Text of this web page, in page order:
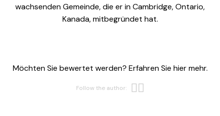
wachsenden Gemeinde, die er in Cambridge, Ontario,
Kanada, mitbegründet hat.
Möchten Sie bewertet werden? Erfahren Sie hier mehr.
Follow the author: Opens new